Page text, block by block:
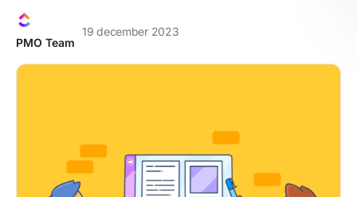
PMO Team
19 december 2023